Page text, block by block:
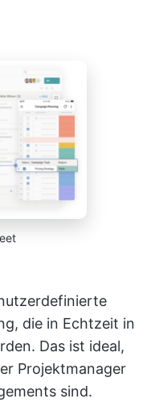
die in Echtzeit in
Das ist ideal,
Projektmanager
sind.